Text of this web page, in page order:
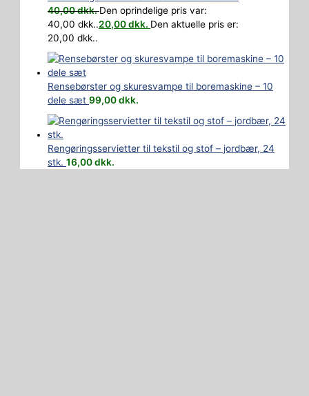
40,00dkk.Den oprindelige pris var:
40,00 dkk..20,00dkk. Den aktuelle pris er:
20,00 dkk..
Rensebørster og skuresvampe til boremaskine – 10
dele sæt 99,00dkk.
Rengøringsservietter til tekstil og stof – jordbær, 24
stk. 16,00dkk.